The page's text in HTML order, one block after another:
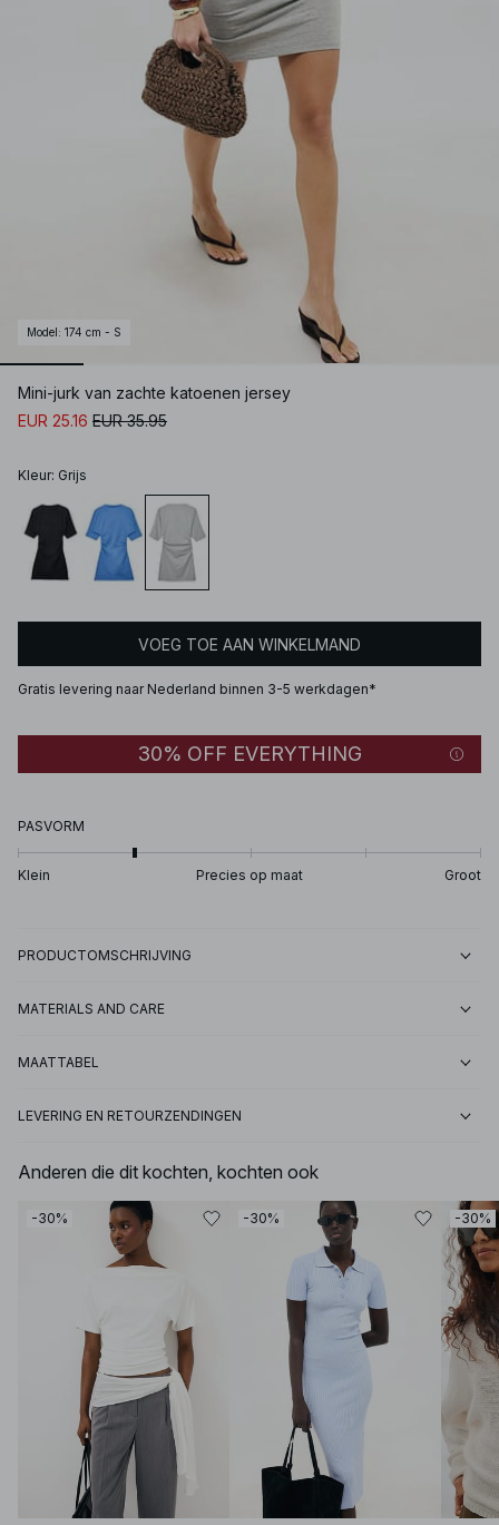
Model : 174 cm - S
Mini-jurk van zachte katoenen jersey
EUR 25.16 EUR 35.95
Kleur: Grijs
VOEG TOE AAN WINKELMAND
Gratis levering naar Nederland binnen 3-5 werkdagen*
30% OFF EVERYTHING
PASVORM
Klein Precies op maat Groot
PRODUCTOMSCHRIJVING
MATERIALS AND CARE
MAATTABEL
LEVERING EN RETOURZENDINGEN
Anderen die dit kochten, kochten ook
-30% -30% -30%